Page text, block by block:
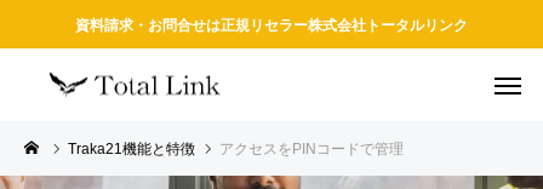
資料請求・お問合せは正規リセラー株式会社トータルリンク
Traka21機能と特徴 アクセスをPINコードで管理